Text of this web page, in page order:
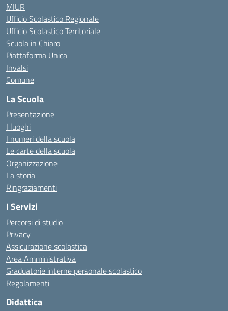
MIUR
Ufficio Scolastico Regionale
Ufficio Scolastico Territoriale
Scuola in Chiaro
Piattaforma Unica
Invalsi
Comune
La Scuola
Presentazione
I luoghi
I numeri della scuola
Le carte della scuola
Organizzazione
La storia
Ringraziamenti
I Servizi
Percorsi di studio
Privacy
Assicurazione scolastica
Area Amministrativa
Graduatorie interne personale scolastico
Regolamenti
Didattica